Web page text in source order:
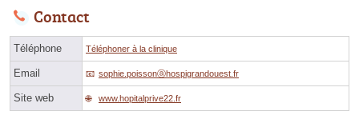
Contact
Téléphone Téléphoner à la clinique
Email sophie.poissonⓐhospigrandouest.fr
Site web www.hopitalprive22.fr